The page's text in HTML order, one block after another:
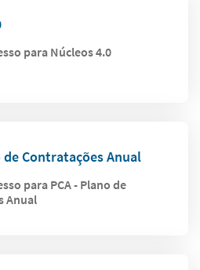
para Núcleos 4.0
de Contratações Anual
para PCA - Plano de
Anual